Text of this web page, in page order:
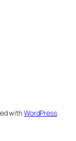
withWordPress